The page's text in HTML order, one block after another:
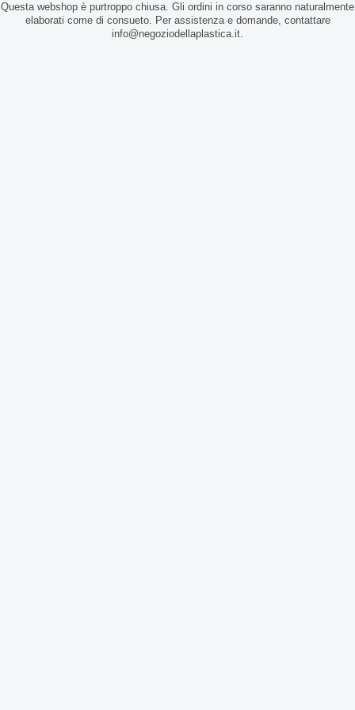
Questa webshop è purtroppo chiusa. Gli ordini in corso saranno naturalmente
elaborati come di consueto. Per assistenza e domande, contattare
info@negoziodellaplastica.it.